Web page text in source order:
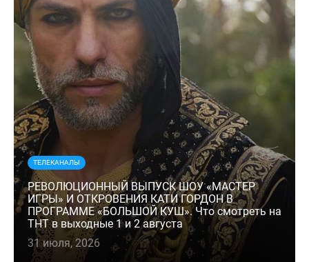
ТЕЛЕКАНАЛЫ
РЕВОЛЮЦИОННЫЙ ВЫПУСК ШОУ «МАСТЕР
ИГРЫ» И ОТКРОВЕНИЯ КАТИ ГОРДОН В
ПРОГРАММЕ «БОЛЬШОЙ КУШ». Что смотреть на
ТНТ в выходные 1 и 2 августа
31 июля, 2026